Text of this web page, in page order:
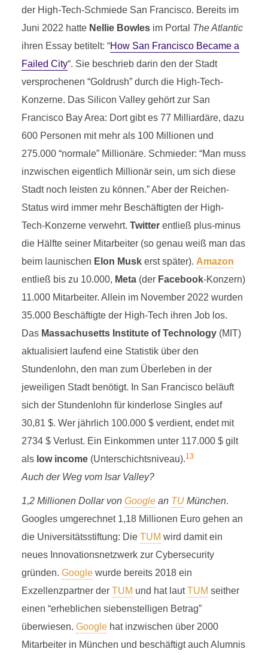
18 Minuten Lesezeit
der High-Tech-Schmiede San Francisco. Bereits im
Juni 2022 hatte Nellie Bowlesim Portal The Atlantic
ihren Essay betitelt: “How San Francisco Became a
Failed City“. Sie beschrieb darin den der Stadt
versprochenen “Goldrush” durch die High-Tech-
Konzerne. Das Silicon Valley gehört zur San
Francisco Bay Area: Dort gibt es 77 Milliardäre, dazu
600 Personen mit mehr als 100 Millionen und
275.000 “normale” Millionäre. Schmieder: “Man muss
inzwischen eigentlich Millionär sein, um sich diese
Stadt noch leisten zu können.” Aber der Reichen-
Status wird immer mehr Beschäftigten der High-
Tech-Konzerne verwehrt. Twitterentließ plus-minus
die Hälfte seiner Mitarbeiter (so genau weiß man das
beim launischen Elon Muskerst später). Amazon
entließ bis zu 10.000, Meta(der Facebook-Konzern)
11.000 Mitarbeiter. Allein im November 2022 wurden
35.000 Beschäftigte der High-Tech ihren Job los.
Das Massachusetts Institute of Technology(MIT)
aktualisiert laufend eine Statistik über den
Stundenlohn, den man zum Überleben in der
jeweiligen Stadt benötigt. In San Francisco beläuft
sich der Stundenlohn für kinderlose Singles auf
30,81 $. Wer jährlich 100.000 $ verdient, endet mit
2734 $ Verlust. Ein Einkommen unter 117.000 $ gilt
alslow income(Unterschichtsniveau).13
Auch der Weg vom Isar Valley?
1,2 Millionen Dollar von Googlean TUMünchen.
Googles umgerechnet 1,18 Millionen Euro gehen an
die Universitätsstiftung: Die TUM wird damit ein
neues Innovationsnetzwerk zur Cybersecurity
gründen. Googlewurde bereits 2018 ein
Exzellenzpartner der TUM und hat lautTUM seither
einen “erheblichen siebenstelligen Betrag”
überwiesen. Googlehat inzwischen über 2000
Mitarbeiter in München und beschäftigt auch Alumnis